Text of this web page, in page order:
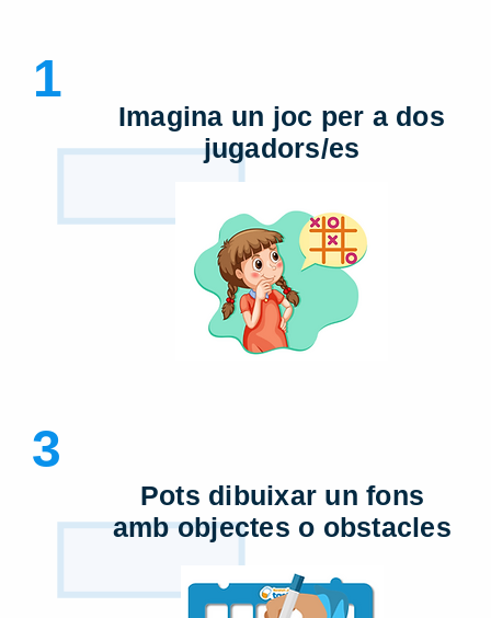
1
Imagina un joc per a dos
jugadors/es
3
Pots dibuixar un fons
amb objectes o obstacles